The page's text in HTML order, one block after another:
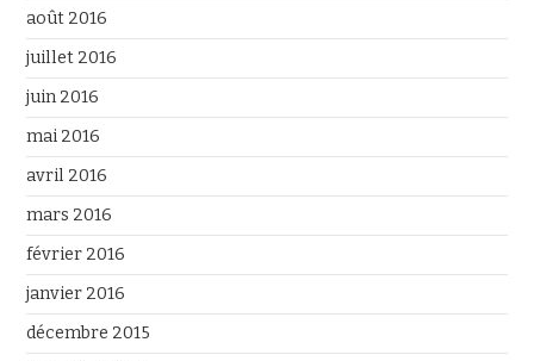
août 2016
juillet 2016
juin 2016
mai 2016
avril 2016
mars 2016
février 2016
janvier 2016
décembre 2015